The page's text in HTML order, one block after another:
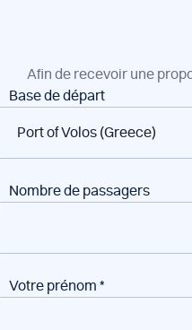
Afin de recevoir une
Réservation
bateaux
Base de départ
Nombre de passagers
Votre prénom *